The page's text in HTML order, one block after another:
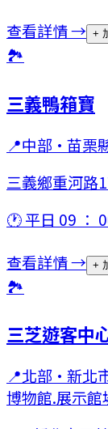
查看詳情 → +
🏞
三義鴨箱寶
📍中部 · 苗栗
三義鄉重河路
🕐平日 09 ：
查看詳情 → +
🏞
三芝遊客中
📍北部 · 新北
博物館.展示館